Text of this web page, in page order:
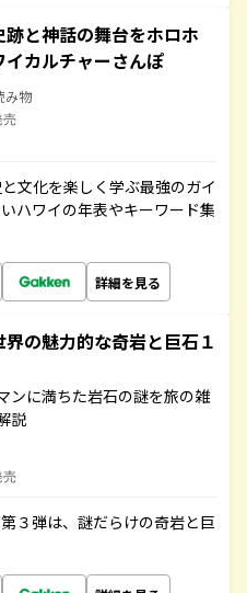
と神話の舞台をホロホ
カルチャーさんぽ
み物
売
文化を楽しく学ぶ最強のガイ
ハワイの年表やキーワード集
詳細を見る
の魅力的な奇岩と巨石１
ンに満ちた岩石の謎を旅の雑
説
売
３弾は、謎だらけの奇岩と巨